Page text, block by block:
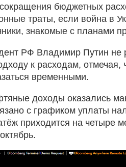
бюджетных
траты, если война в
знакомые с планами
РФ Владимир Путин не
к расходам, отмечая,
временными.
доходы оказались
с графиком уплаты
приходится на четыре